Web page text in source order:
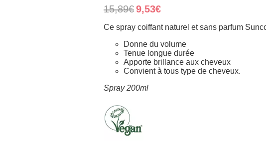
out of 5
based on
rating
15,89€ Original
price
was:
9,53€Current
is:
Ce spray coiffant naturel et sans parfum
Donne du volume
Tenue longue durée
Apporte brillance aux cheveux
Convient à tous type de cheveux.
Spray 200ml